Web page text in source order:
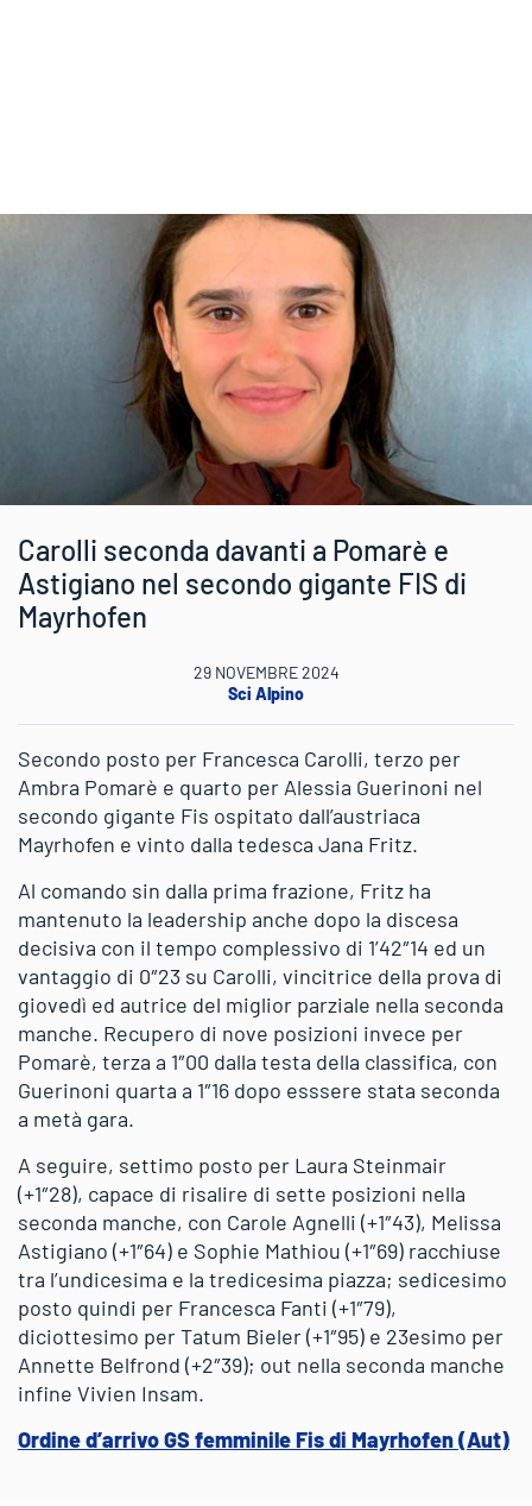
Carolli seconda davanti a Pomarè e
Astigiano nel secondo gigante FIS di
Mayrhofen
29 NOVEMBRE 2024
Sci Alpino
Secondo posto per Francesca Carolli, terzo per
Ambra Pomarè e quarto per Alessia Guerinoni nel
secondo gigante Fis ospitato dall’austriaca
Mayrhofen e vinto dalla tedesca Jana Fritz.
Al comando sin dalla prima frazione, Fritz ha
mantenuto la leadership anche dopo la discesa
decisiva con il tempo complessivo di 1’42″14 ed un
vantaggio di 0″23 su Carolli, vincitrice della prova di
giovedì ed autrice del miglior parziale nella seconda
manche. Recupero di nove posizioni invece per
Pomarè, terza a 1″00 dalla testa della classifica, con
Guerinoni quarta a 1″16 dopo esssere stata seconda
a metà gara.
A seguire, settimo posto per Laura Steinmair
(+1″28), capace di risalire di sette posizioni nella
seconda manche, con Carole Agnelli (+1″43), Melissa
Astigiano (+1″64) e Sophie Mathiou (+1″69) racchiuse
tra l’undicesima e la tredicesima piazza; sedicesimo
posto quindi per Francesca Fanti (+1″79),
diciottesimo per Tatum Bieler (+1″95) e 23esimo per
Annette Belfrond (+2″39); out nella seconda manche
infine Vivien Insam.
Ordine d’arrivo GS femminile Fis di Mayrhofen (Aut)